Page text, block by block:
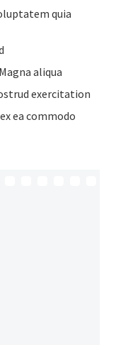
quia
aliqua
exercitation
ea commodo